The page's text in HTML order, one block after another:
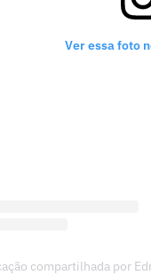
Ver essa foto
compartilhada por